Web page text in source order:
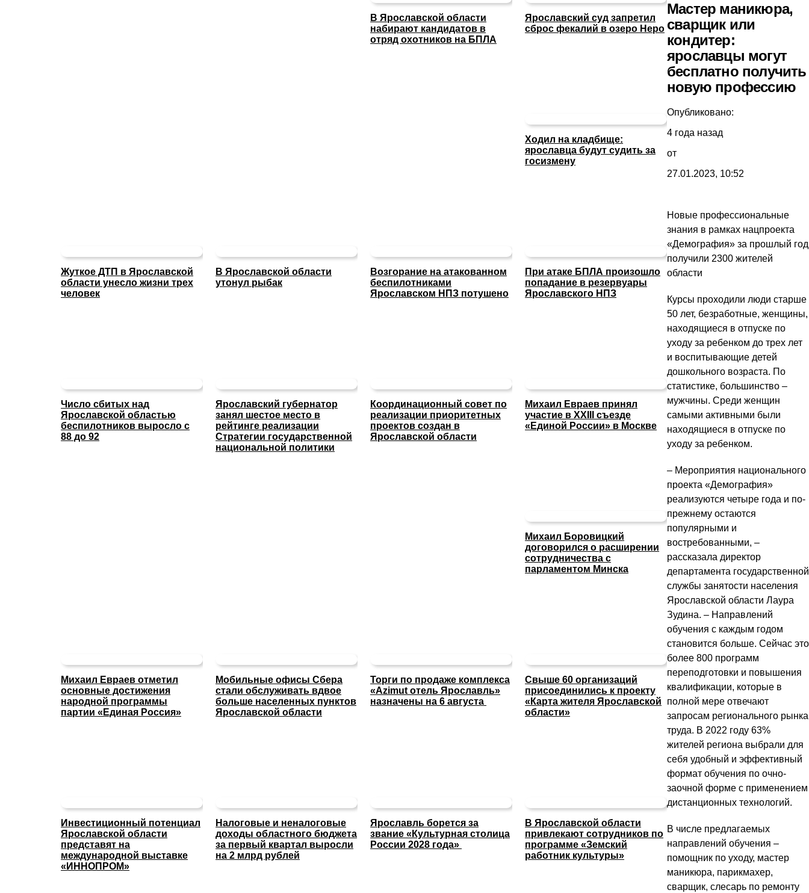
В Ярославской области
набирают кандидатов в
отряд охотников на БПЛА
Ярославский суд запретил
сброс фекалий в озеро Неро
Ходил на кладбище:
ярославца будут судить за
госизмену
Жуткое ДТП в Ярославской
области унесло жизни трех
человек
В Ярославской области
утонул рыбак
Возгорание на атакованном
беспилотниками
Ярославском НПЗ потушено
При атаке БПЛА произошло
попадание в резервуары
Ярославского НПЗ
Число сбитых над
Ярославской областью
беспилотников выросло с
88 до 92
Ярославский губернатор
занял шестое место в
рейтинге реализации
Стратегии государственной
национальной политики
Координационный совет по
реализации приоритетных
проектов создан в
Ярославской области
Михаил Евраев принял
участие в XXIII съезде
«Единой России» в Москве
Михаил Боровицкий
договорился о расширении
сотрудничества с
парламентом Минска
Михаил Евраев отметил
основные достижения
народной программы
партии «Единая Россия»
Мобильные офисы Сбера
стали обслуживать вдвое
больше населенных пунктов
Ярославской области
Торги по продаже комплекса
«Azimut отель Ярославль»
назначены на 6 августа
Свыше 60 организаций
присоединились к проекту
«Карта жителя Ярославской
области»
Инвестиционный потенциал
Ярославской области
представят на
международной выставке
«ИННОПРОМ»
Налоговые и неналоговые
доходы областного бюджета
за первый квартал выросли
на 2 млрд рублей
Ярославль борется за
звание «Культурная столица
России 2028 года»
В Ярославской области
привлекают сотрудников по
программе «Земский
работник культуры»
Мастер маникюра,
сварщик или
кондитер:
ярославцы могут
бесплатно получить
новую профессию
Опубликовано:
4 года назад
от
27.01.2023, 10:52
Новые профессиональные
знания в рамках нацпроекта
«Демография» за прошлый год
получили 2300 жителей
области
Курсы проходили люди старше
50 лет, безработные, женщины,
находящиеся в отпуске по
уходу за ребенком до трех лет
и воспитывающие детей
дошкольного возраста. По
статистике, большинство –
мужчины. Среди женщин
самыми активными были
находящиеся в отпуске по
уходу за ребенком.
– Мероприятия национального
проекта «Демография»
реализуются четыре года и по-
прежнему остаются
популярными и
востребованными, –
рассказала директор
департамента государственной
службы занятости населения
Ярославской области Лаура
Зудина. – Направлений
обучения с каждым годом
становится больше. Сейчас это
более 800 программ
переподготовки и повышения
квалификации, которые в
полной мере отвечают
запросам регионального рынка
труда. В 2022 году 63%
жителей региона выбрали для
себя удобный и эффективный
формат обучения по очно-
заочной форме с применением
дистанционных технологий.
В числе предлагаемых
направлений обучения –
помощник по уходу, мастер
маникюра, парикмахер,
сварщик, слесарь по ремонту